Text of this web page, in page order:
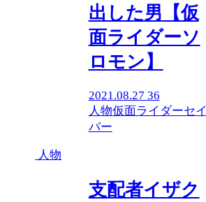
出した男【仮
面ライダーソ
ロモン】
2021.08.27 36
人物仮面ライダーセイ
バー
人物
支配者イザク